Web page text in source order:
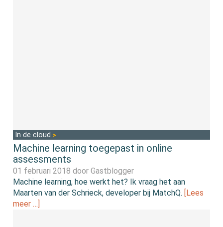
In de cloud
Machine learning toegepast in online
assessments
01 februari 2018 doorGastblogger
Machine learning, hoe werkt het? Ik vraag het aan
Maarten van der Schrieck, developer bij MatchQ. [Lees
meer …]